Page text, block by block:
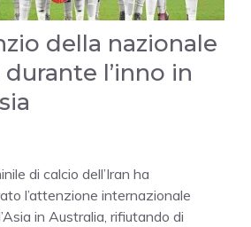
della nazionale
l’inno in
di calcio dell’Iran ha
l’attenzione internazionale
in Australia, rifiutando di